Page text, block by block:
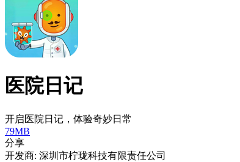
医院日记
开启医院日记，体验奇妙日常
79MB
分享
开发商: 深圳市柠珑科技有限责任公司